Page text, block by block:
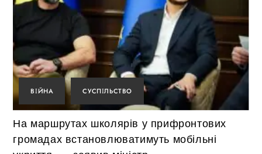
ВІЙНА СУСПІЛЬСТВО
На маршрутах школярів у прифронтових
громадах встановлюватимуть мобільні